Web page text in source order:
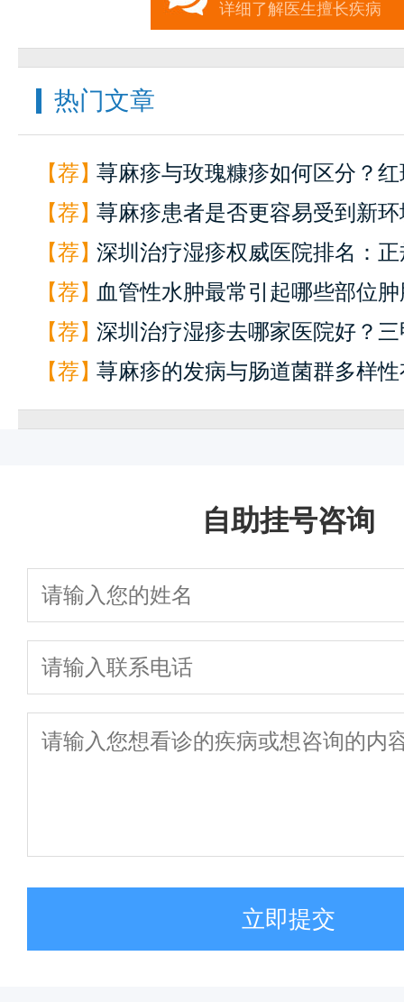
详细了解医生擅长疾病
热门文章
【荐】荨麻疹与玫瑰糠疹如何区分？
损鉴别
【荐】荨麻疹患者是否更容易受到新
激？
【荐】深圳治疗湿疹权威医院排名：
专家名单与预约挂号指南
【荐】血管性水肿最常引起哪些部位
【荐】深圳治疗湿疹去哪家医院好？
单与有效止痒攻略
【荐】荨麻疹的发病与肠道菌群多样
菌群平衡建议
自助挂号咨询
立即提交
快